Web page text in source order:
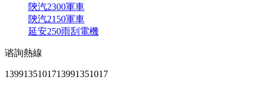
陝汽2300軍車
陝汽2150軍車
延安250雨刮電機
谘詢熱線
1399135101713991351017